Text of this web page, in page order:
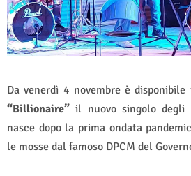
Da venerdì 4 novembre è
“Billionaire” il nuovo singolo degli
nasce dopo la prima ondata
le mosse dal famoso DPCM del